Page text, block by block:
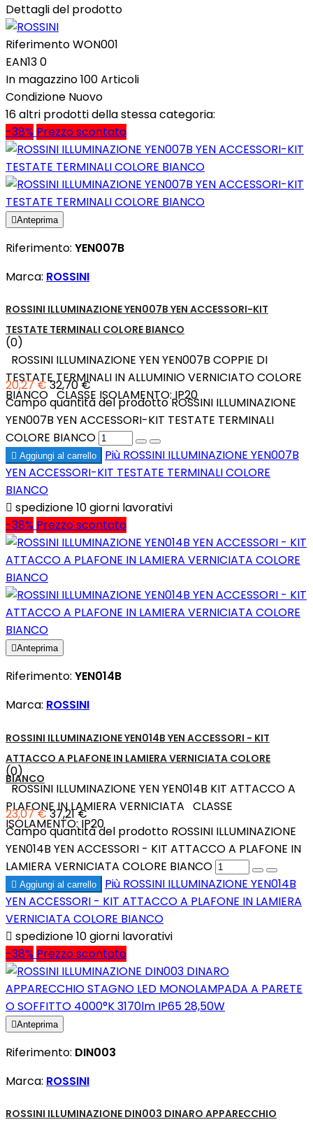
Dettagli del prodotto
RiferimentoWON001
EAN130
In magazzino100 Articoli
Condizione Nuovo
16 altri prodotti della stessa categoria:
-38% Prezzo scontato
Anteprima
Riferimento: YEN007B
Marca: ROSSINI
ROSSINI ILLUMINAZIONE YEN007B YEN ACCESSORI-KIT
TESTATE TERMINALI COLORE BIANCO
(0)
ROSSINI ILLUMINAZIONE YEN YEN007B COPPIE DI
TESTATE TERMINALI IN ALLUMINIO VERNICIATO COLORE
BIANCO CLASSE ISOLAMENTO: IP20
20,27 € 32,70 €
Campo quantità del prodotto ROSSINI ILLUMINAZIONE
YEN007B YEN ACCESSORI-KIT TESTATE TERMINALI
COLORE BIANCO
 Aggiungi al carrello Più ROSSINI ILLUMINAZIONE YEN007B
YEN ACCESSORI-KIT TESTATE TERMINALI COLORE
BIANCO
 spedizione 10 giorni lavorativi
-38% Prezzo scontato
Anteprima
Riferimento: YEN014B
Marca: ROSSINI
ROSSINI ILLUMINAZIONE YEN014B YEN ACCESSORI - KIT
ATTACCO A PLAFONE IN LAMIERA VERNICIATA COLORE
BIANCO
(0)
ROSSINI ILLUMINAZIONE YEN YEN014B KIT ATTACCO A
PLAFONE IN LAMIERA VERNICIATA CLASSE
ISOLAMENTO: IP20
23,07 €37,21 €
Campo quantità del prodotto ROSSINI ILLUMINAZIONE
YEN014B YEN ACCESSORI - KIT ATTACCO A PLAFONE IN
LAMIERA VERNICIATA COLORE BIANCO
 Aggiungi al carrello Più ROSSINI ILLUMINAZIONE YEN014B
YEN ACCESSORI - KIT ATTACCO A PLAFONE IN LAMIERA
VERNICIATA COLORE BIANCO
 spedizione 10 giorni lavorativi
-38% Prezzo scontato
Anteprima
Riferimento: DIN003
Marca: ROSSINI
ROSSINI ILLUMINAZIONE DIN003 DINARO APPARECCHIO